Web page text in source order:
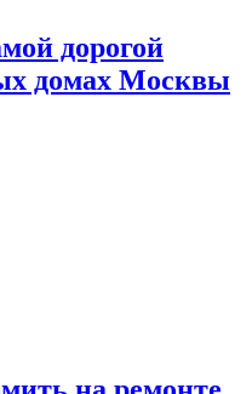
дорогой
домах Москвы